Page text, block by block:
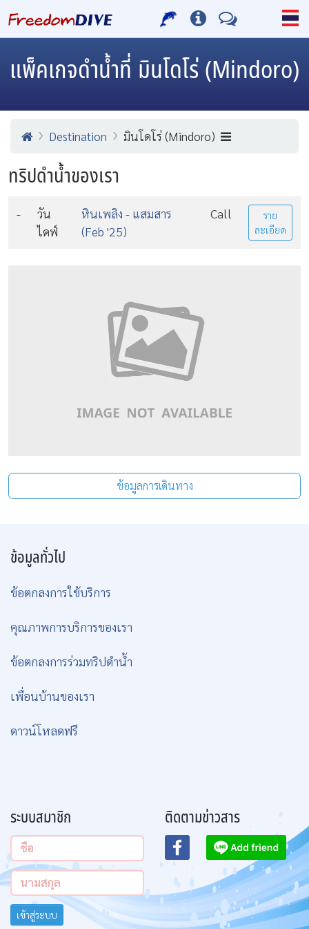
แพ็คเกจดำน้ำที่ มินโดโร่ (Mindoro)
Destination มินโดโร่ (Mindoro)
ทริปดำน้ำของเรา
-
วัน
ไดฟ์
หินเพลิง - แสมสาร
(Feb '25)
Call
ราย
ละเอียด
ข้อมูลการเดินทาง
ข้อมูลทั่วไป
ข้อตกลงการใช้บริการ
คุณภาพการบริการของเรา
ข้อตกลงการร่วมทริปดำน้ำ
เพื่อนบ้านของเรา
ดาวน์โหลดฟรี
ระบบสมาชิก
เข้าสู่ระบบ
ติดตามข่าวสาร